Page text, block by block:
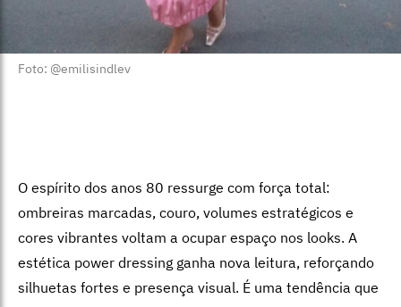
Foto: @emilisindlev
O espírito dos anos 80 ressurge com força total:
ombreiras marcadas, couro, volumes estratégicos e
cores vibrantes voltam a ocupar espaço nos looks. A
estética power dressing ganha nova leitura, reforçando
silhuetas fortes e presença visual. É uma tendência que